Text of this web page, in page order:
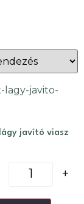
lágy javító viasz
+